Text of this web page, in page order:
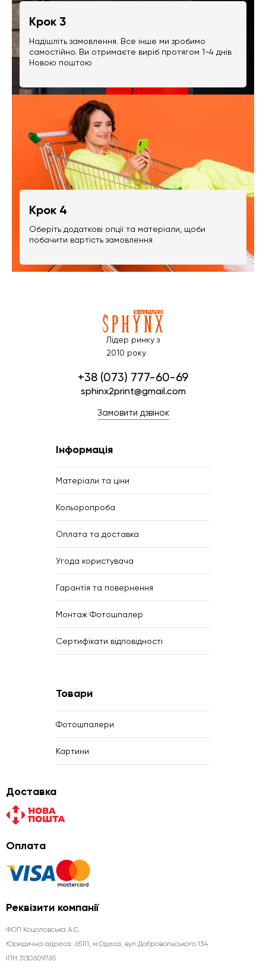
Крок 3
Надішліть замовлення. Все інше ми зробимо
самостійно. Ви отримаєте виріб протягом 1-4 днів
Новою поштою
Крок 4
Оберіть додаткові опції та матеріали, щоби
побачити вартість замовлення
Лідер ринку з
2010 року
+38 (073) 777-60-69
sphinx2print@gmail.com
Замовити дзвінок
Інформація
Матеріали та ціни
Кольоропроба
Оплата та доставка
Угода користувача
Гарантія та повернення
Монтаж Фотошпалер
Сертифікати відповідності
Товари
Фотошпалери
Картини
Доставка
Оплата
Реквізити компанії
ФОП Коцоловська А.С.
Юридична aдреса: 65111, м.Одеса, вул.Добровольського 134
ІПН 3130609765